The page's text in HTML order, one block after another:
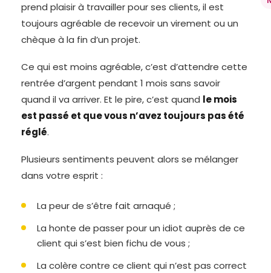
prend plaisir à travailler pour ses clients, il est
toujours agréable de recevoir un virement ou un
chèque à la fin d’un projet.
Ce qui est moins agréable, c’est d’attendre cette
rentrée d’argent pendant 1 mois sans savoir
quand il va arriver. Et le pire, c’est quand le mois
est passé et que vous n’avez toujours pas été
réglé.
Plusieurs sentiments peuvent alors se mélanger
dans votre esprit :
La peur de s’être fait arnaqué ;
La honte de passer pour un idiot auprès de ce
client qui s’est bien fichu de vous ;
La colère contre ce client qui n’est pas correct